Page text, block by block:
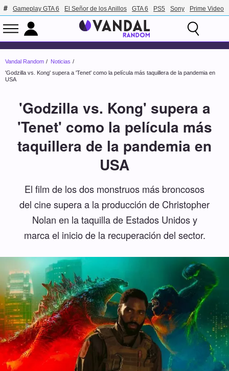
Gameplay GTA 6 El Señor de los Anillos GTA 6 PS5 Sony Prime Video
Vandal Random
Noticias
'Godzilla vs. Kong' supera a 'Tenet' como la película más taquillera de la pandemia en
USA
'Godzilla vs. Kong' supera a
'Tenet' como la película más
taquillera de la pandemia en
USA
El film de los dos monstruos más broncosos
del cine supera a la producción de Christopher
Nolan en la taquilla de Estados Unidos y
marca el inicio de la recuperación del sector.